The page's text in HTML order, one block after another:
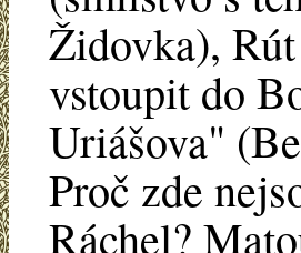
Židovka),
vstoupit do
Uriášova"
Proč zde
Ráchel?